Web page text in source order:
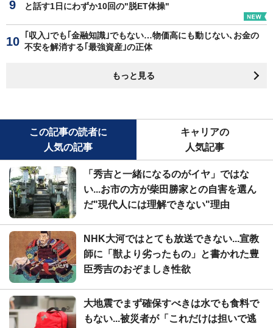
と話す1日にわずか10回の"脱ET体操"
｢収入｣でも｢金融知識｣でもない…物価高にも動じない､お金の
不安を解消する｢最強資産｣の正体
もっと見る
この記事の読者に
人気の記事
キャリアの
人気記事
「秀吉と一緒になるのがイヤ」ではな
い...お市の方が柴田勝家との自害を選ん
だ"現代人には理解できない"理由
NHK大河ではとても放送できない...宣教
師に「獣より劣ったもの」と書かれた豊
臣秀吉のおぞましき性欲
大地震でまず確保すべきは水でも食料で
もない...被災者が「これだけは担いで逃